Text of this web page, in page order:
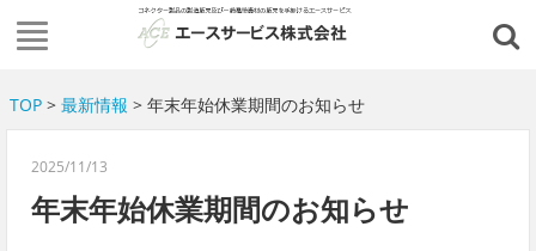
TOP> 最新情報 > 年末年始休業期間のお知らせ
2025/11/13
年末年始休業期間のお知らせ